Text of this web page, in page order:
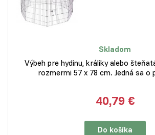
Skladom
Výbeh pre hydinu, králiky alebo
rozmermi 57 x 78 cm. Jedná sa
40,79 €
Do košíka